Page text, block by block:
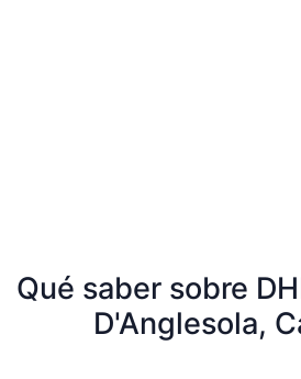
Qué saber sobre
D'Anglesola,